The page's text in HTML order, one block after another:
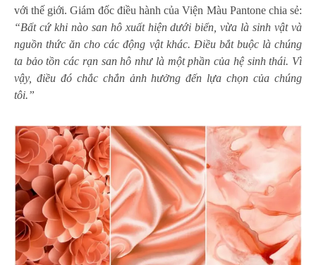
với thế giới. Giám đốc điều hành của Viện Màu Pantone chia sẻ:
“Bất cứ khi nào san hô xuất hiện dưới biển, vừa là sinh vật và
nguồn thức ăn cho các động vật khác. Điều bắt buộc là chúng
ta bảo tồn các rạn san hô như là một phần của hệ sinh thái. Vì
vậy, điều đó chắc chắn ảnh hưởng đến lựa chọn của chúng
tôi.”